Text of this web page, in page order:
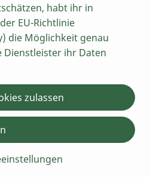
Gesamtpreis:
8,73 € /1kg
Stück
Artikelanzahl
Gesamtpreis:
habt ihr in
EU-Richtlinie
die Möglichkeit genau
Dienstleister ihr Daten
zulassen